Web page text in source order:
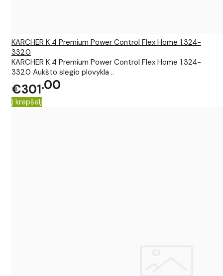
KARCHER K 4 Premium Power Control Flex Home 1.324-
332.0
KARCHER K 4 Premium Power Control Flex Home 1.324-
332.0 Aukšto slėgio plovykla ..
€301 00
Į krepšelį